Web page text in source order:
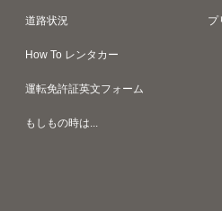
道路状況
How To レンタカー
運転免許証英文フォーム
もしもの時は...
プ